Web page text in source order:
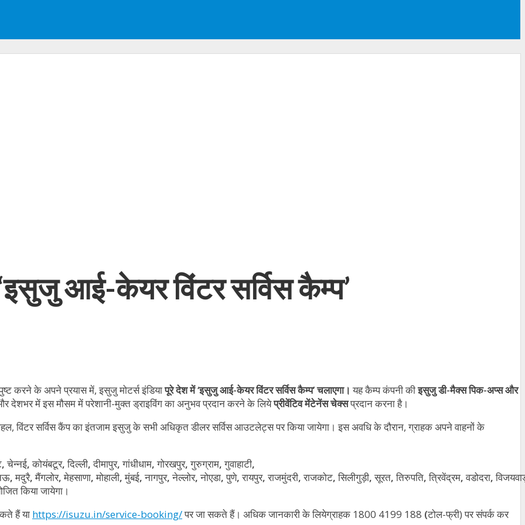
आई-केयर विंटर सर्विस कैम्प’
करने के अपने प्रयास में, इसुजु मोटर्स इंडियापूरे देश में ‘इसुजु आई-केयर विंटर सर्विस कैम्प’ चलाएगा।यह कैम्प कंपनी कीइसुजु डी-मैक्स पिक-अप्स और
देशभर में इस मौसम में परेशानी-मुक्त ड्राइविंग का अनुभव प्रदान करने के लियेप्रीवेंटिव मेंटेनेंस चेक्सप्रदान करना है।
विंटर सर्विस कैंप का इंतजाम इसुजु के सभी अधिकृत डीलर सर्विस आउटलेट्स पर किया जायेगा। इस अवधि के दौरान, ग्राहक अपने वाहनों के
,चेन्नई,कोयंबटूर,दिल्ली,दीमापुर,गांधीधाम,गोरखपुर,गुरुग्राम,गुवाहाटी,
,मदुरै,मैंगलोर,मेहसाणा,मोहाली,मुंबई,नागपुर,नेल्लोर,नोएडा,पुणे,रायपुर,राजमुंदरी,राजकोट,सिलीगुड़ी,सूरत,तिरुपति,त्रिवेंद्रम,वडोदरा,
किया जायेगा।
हैं या https://isuzu.in/service-booking/पर जा सकते हैं। अधिक जानकारी के लियेग्राहक 1800 4199 188 (टोल-फ्री) पर संपर्क कर